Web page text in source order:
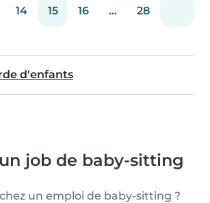
14 15 16 ... 28
d'enfants
job de baby-sitting
un emploi de baby-sitting ?